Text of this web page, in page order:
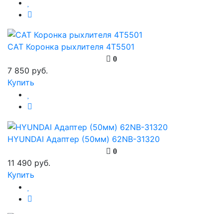
CAT Коронка рыхлителя 4T5501
0
7 850 руб.
Купить
HYUNDAI Адаптер (50мм) 62NB-31320
0
11 490 руб.
Купить